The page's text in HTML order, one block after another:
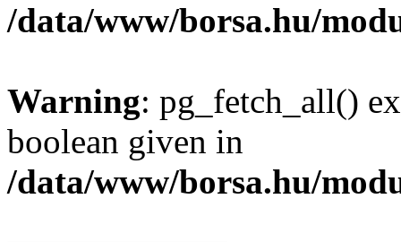
/data/www/borsa.hu/
Warning: pg_fetch_all()
boolean given in
/data/www/borsa.hu/